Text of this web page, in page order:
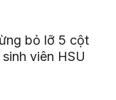
bỏ lỡ 5 cột
viên HSU